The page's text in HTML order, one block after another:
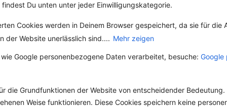
Du unten unter jeder Einwilligungskategorie.
Cookies werden in Deinem Browser gespeichert, da sie für die
der Website unerlässlich sind.... Mehr zeigen
Google personenbezogene Daten verarbeitet, besuche: Google
die Grundfunktionen der Website von entscheidender Bedeutung.
Weise funktionieren. Diese Cookies speichern keine
Weitere Vegetarische Rezepte
Eiweiß:8 g
Kohlehydrate:78 g